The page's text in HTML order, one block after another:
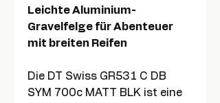
Leichte Aluminium-
Gravelfelge für Abenteuer
mit breiten Reifen
Die DT Swiss GR531 C DB
SYM 700c MATT BLK ist eine